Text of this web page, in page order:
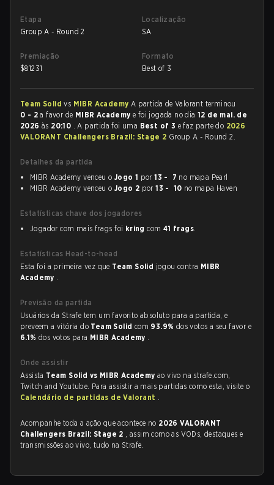
Etapa
Group A - Round 2
Localização
SA
Premiação
$81231
Formato
Best of 3
Team Solidvs MIBR Academy A partida de Valorant terminou
0 - 2 a favor de MIBR Academye foi jogada no dia12 de mai. de
2026 às 20:10 . A partida foi uma Best of 3 e faz parte do 2026
VALORANT Challengers Brazil: Stage 2 Group A - Round 2.
Detalhes da partida
MIBR Academy venceu o Jogo 1 por13 - 7 no mapa Pearl
MIBR Academy venceu o Jogo 2 por13 - 10 no mapa Haven
Estatísticas chave dos jogadores
Jogador com mais frags foi kring com 41 frags.
Estatísticas Head-to-head
Esta foi a primeira vez que Team Solid jogou contra MIBR
Academy .
Previsão da partida
Usuários da Strafe tem um favorito absoluto para a partida, e
preveem a vitória do Team Solid com 93.9% dos votos a seu favor e
6.1% dos votos para MIBR Academy .
Onde assistir
Assista Team Solid vs MIBR Academyao vivo na strafe.com,
Twitch and Youtube. Para assistir a mais partidas como esta, visite o
Calendário de partidas de Valorant .
Acompanhe toda a ação que acontece no 2026 VALORANT
Challengers Brazil: Stage 2 , assim como as VODs, destaques e
transmissões ao vivo, tudo na Strafe.